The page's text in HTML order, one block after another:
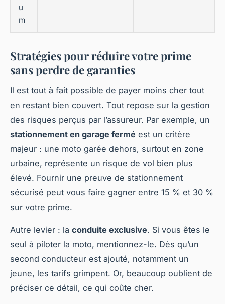
u
m
Stratégies pour réduire votre prime
sans perdre de garanties
Il est tout à fait possible de payer moins cher tout
en restant bien couvert. Tout repose sur la gestion
des risques perçus par l’assureur. Par exemple, un
stationnement en garage fermé est un critère
majeur : une moto garée dehors, surtout en zone
urbaine, représente un risque de vol bien plus
élevé. Fournir une preuve de stationnement
sécurisé peut vous faire gagner entre 15 % et 30 %
sur votre prime.
Autre levier : la conduite exclusive. Si vous êtes le
seul à piloter la moto, mentionnez-le. Dès qu’un
second conducteur est ajouté, notamment un
jeune, les tarifs grimpent. Or, beaucoup oublient de
préciser ce détail, ce qui coûte cher.